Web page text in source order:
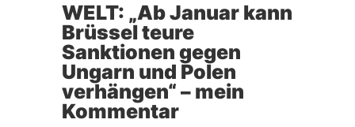
WELT: „Ab Januar kann
Brüssel teure
Sanktionen gegen
Ungarn und Polen
verhängen“ – mein
Kommentar